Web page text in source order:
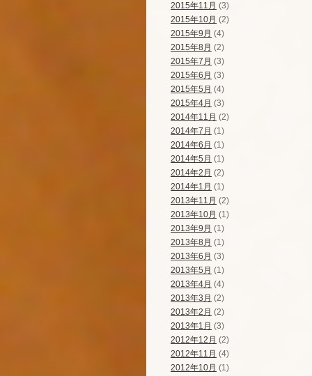
2015年11月 (3)
2015年10月 (2)
2015年9月 (4)
2015年8月 (2)
2015年7月 (3)
2015年6月 (3)
2015年5月 (4)
2015年4月 (3)
2014年11月 (2)
2014年7月 (1)
2014年6月 (1)
2014年5月 (1)
2014年2月 (2)
2014年1月 (1)
2013年11月 (2)
2013年10月 (1)
2013年9月 (1)
2013年8月 (1)
2013年6月 (3)
2013年5月 (1)
2013年4月 (4)
2013年3月 (2)
2013年2月 (2)
2013年1月 (3)
2012年12月 (2)
2012年11月 (4)
2012年10月 (1)